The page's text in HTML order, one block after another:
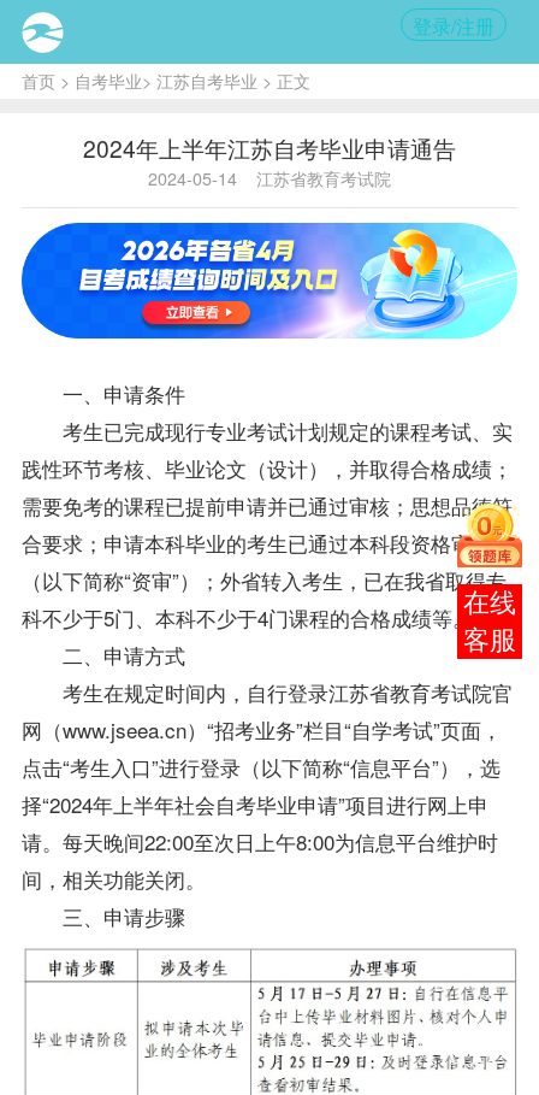
登录/注册
首页> 自考毕业> 江苏自考毕业 > 正文
2024年上半年江苏自考毕业申请通告
2024-05-14 江苏省教育考试院
一、申请条件
考生已完成现行专业考试计划规定的课程考试、实
践性环节考核、毕业论文（设计），并取得合格成绩；
需要免考的课程已提前申请并已通过审核；思想品德符
合要求；申请本科毕业的考生已通过本科段资格审核
（以下简称“资审”）；外省转入考生，已在我省取得专
科不少于5门、本科不少于4门课程的合格成绩等。
二、申请方式
考生在规定时间内，自行登录江苏省教育考试院官
网（www.jseea.cn）“招考业务”栏目“自学考试”页面，
点击“考生入口”进行登录（以下简称“信息平台”），选
择“2024年上半年社会自考毕业申请”项目进行网上申
请。每天晚间22:00至次日上午8:00为信息平台维护时
间，相关功能关闭。
三、申请步骤
报考
咨询